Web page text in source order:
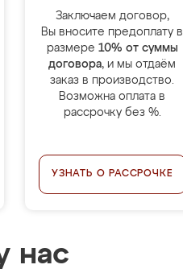
Заключаем договор,
Вы вносите предоплату в
размере 10% от суммы
договора, и мы отдаём
заказ в производство.
Возможна оплата в
рассрочку без %.
УЗНАТЬ О РАССРОЧКЕ
нас